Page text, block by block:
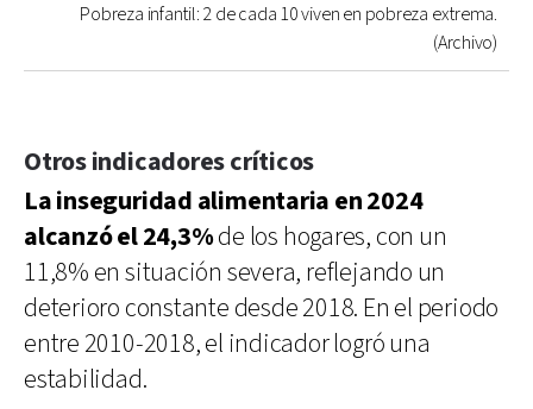
Pobreza infantil: 2 de cada 10 viven en pobreza extrema.
(Archivo)
Otros indicadores críticos
La inseguridad alimentaria en 2024
alcanzó el 24,3%de los hogares, con un
11,8% en situación severa, reflejando un
deterioro constante desde 2018. En el periodo
entre 2010-2018, el indicador logró una
estabilidad.